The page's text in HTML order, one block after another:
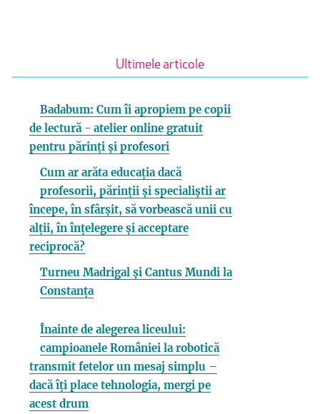
Ultimele articole
Badabum: Cum îi apropiem pe copii
de lectură - atelier online gratuit
pentru părinți și profesori
Cum ar arăta educația dacă
profesorii, părinții și specialiștii ar
începe, în sfârșit, să vorbească unii cu
alții, în înțelegere și acceptare
reciprocă?
Turneu Madrigal și Cantus Mundi la
Constanța
Înainte de alegerea liceului:
campioanele României la robotică
transmit fetelor un mesaj simplu –
dacă îți place tehnologia, mergi pe
acest drum